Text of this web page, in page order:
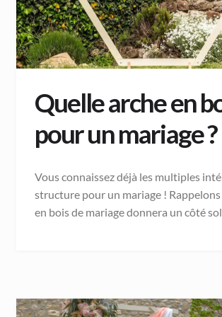
Quelle arche en
pour un mariage ?
Vous connaissez déjà les multiples
structure pour un mariage !
en bois de mariage donnera un côté